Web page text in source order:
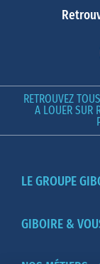
RETROUVEZ
A LOUER SUR
LE GROUPE
GIBOIRE &